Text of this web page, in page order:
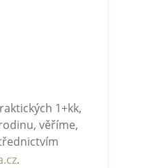
1+kk,
věříme,
.